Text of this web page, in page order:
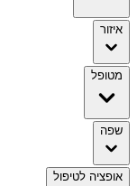
איזור
מטופל
שפה
אופציה לטיפול